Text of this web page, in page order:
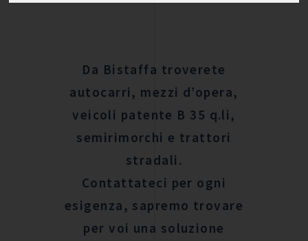
Da Bistaffa troverete
autocarri, mezzi d’opera,
veicoli patente B 35 q.li,
semirimorchi e trattori
stradali.
Contattateci per ogni
esigenza, sapremo trovare
per voi una soluzione